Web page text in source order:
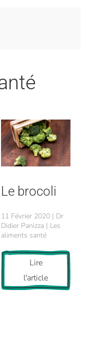
Le brocoli
11 Février 2020 | Dr
Didier Panizza | Les
aliments santé
Lire
l'article